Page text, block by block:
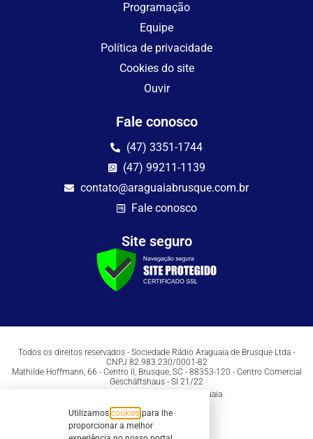
Programação
Equipe
Política de privacidade
Cookies do site
Ouvir
Fale conosco
(47) 3351-1744
(47) 99211-1139
contato@araguaiabrusque.com.br
Fale conosco
Site seguro
Todos os direitos reservados - Sociedade Rádio Araguaia de Brusque Ltda -
CNPJ 82.983.230/0001-82
Mathilde Hoffmann, 66 - Centro II, Brusque, SC - 88353-120 - Centro Comercial
Geschäftshaus - Sl 21/22
Copyright © 2026 | Rádio Araguaia
Utilizamos cookies para lhe
proporcionar a melhor